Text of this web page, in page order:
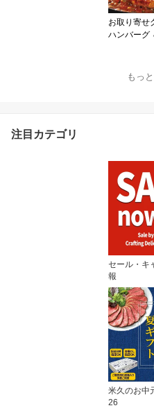
実用的 人
ちそう オー
お取り寄せ
ハンバーグ
黄金比率
もっ
注目カテゴリ
セール・キ
報
米久のお中
26